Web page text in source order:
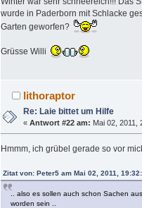
wurde in Paderborn mit Schlacke
Garten geworfen?
Grüsse Willi
lithoraptor
Re: Laie bittet um Hilfe
«Antwort #22 am: Mai 02, 2011,
Hmmm, ich grübel gerade so vor
Zitat von: Peter5 am Mai 02, 2011,
.. also es sollen auch schon Sachen
worden sein ..